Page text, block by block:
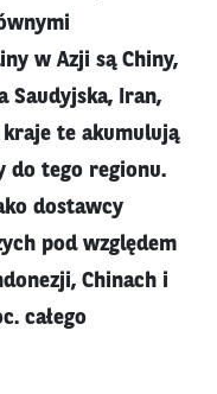
w Azji są Chiny,
Saudyjska, Iran,
kraje te akumulują
do tego regionu.
dostawcy
pod względem
Chinach i
całego